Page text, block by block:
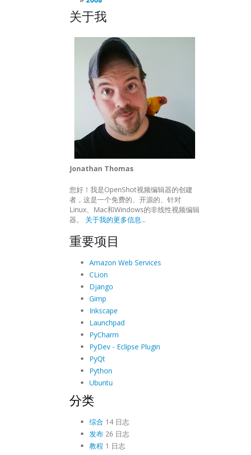
关于我
Jonathan Thomas
您好！我是OpenShot视频编辑器的创建
者，这是一个免费的、开源的、针对
Linux、Mac和Windows的非线性视频编辑
器。 关于我的更多信息...
重要项目
Amazon Web Services
CLion
Django
Gimp
Inkscape
Launchpad
PyCharm
PyDev - Eclipse Plugin
PyQt
Python
Ubuntu
分类
综合 14 日志
发布26 日志
教程 1 日志